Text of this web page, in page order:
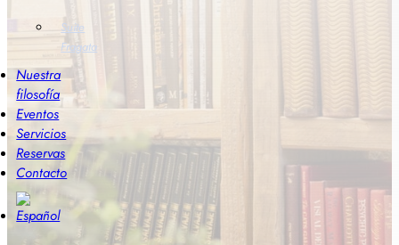
Suite
Fragata
Nuestra
filosofía
Eventos
Servicios
Reservas
Contacto